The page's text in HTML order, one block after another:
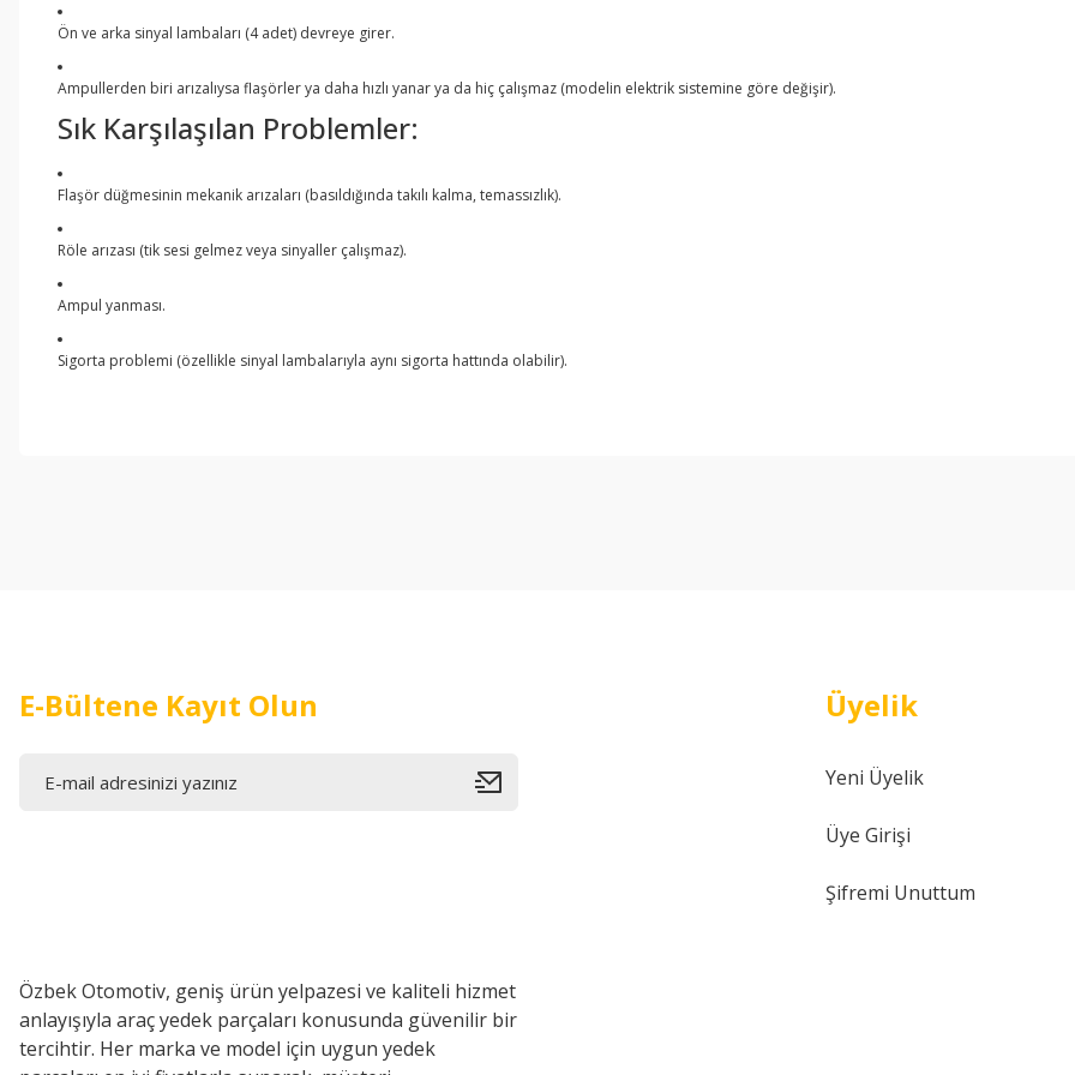
Ön ve arka sinyal lambaları (4 adet) devreye girer.
Ampullerden biri arızalıysa flaşörler ya daha hızlı yanar ya da hiç çalışmaz (modelin elektrik sistemine göre değişir).
Sık Karşılaşılan Problemler:
Flaşör düğmesinin mekanik arızaları (basıldığında takılı kalma, temassızlık).
Röle arızası (tik sesi gelmez veya sinyaller çalışmaz).
Ampul yanması.
Sigorta problemi (özellikle sinyal lambalarıyla aynı sigorta hattında olabilir).
E-Bültene Kayıt Olun
Özbek Otomotiv, geniş ürün yelpazesi ve kaliteli hizmet
anlayışıyla araç yedek parçaları konusunda güvenilir bir
tercihtir. Her marka ve model için uygun yedek
Üyelik
Yeni Üyelik
Üye Girişi
Şifremi Unuttum